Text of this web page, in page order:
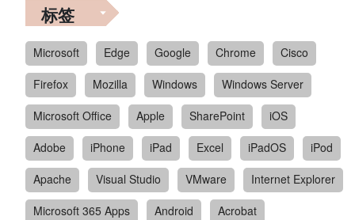
标签
Microsoft Edge Google Chrome
Cisco
Firefox
Mozilla Windows
Windows Server
Microsoft Office
Apple SharePoint
iOS
Adobe
iPhone iPad Excel iPadOS
iPod
Apache
Visual Studio VMware
Internet Explorer
Microsoft 365 Apps
Android
Acrobat